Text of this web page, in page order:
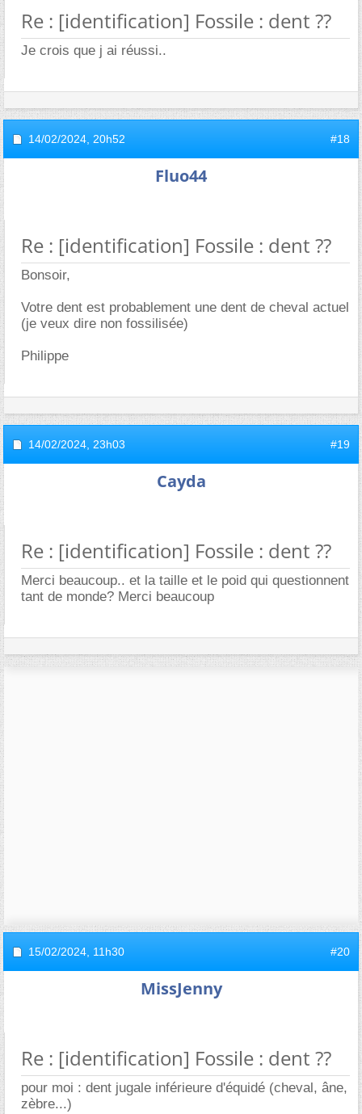
Re : [identification] Fossile : dent ??
Je crois que j ai réussi..
14/02/2024, 20h52 #18
Fluo44
Re : [identification] Fossile : dent ??
Bonsoir,
Votre dent est probablement une dent de cheval actuel
(je veux dire non fossilisée)
Philippe
14/02/2024, 23h03 #19
Cayda
Re : [identification] Fossile : dent ??
Merci beaucoup.. et la taille et le poid qui questionnent
tant de monde? Merci beaucoup
15/02/2024, 11h30 #20
MissJenny
Re : [identification] Fossile : dent ??
pour moi : dent jugale inférieure d'équidé (cheval, âne,
zèbre...)